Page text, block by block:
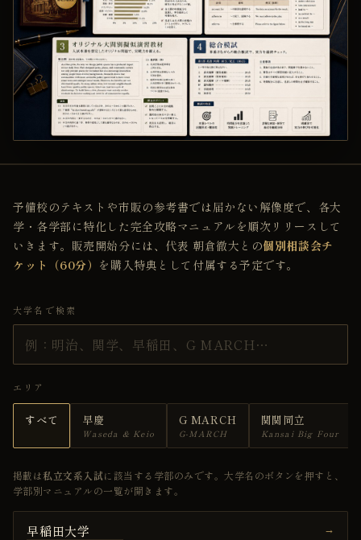
代表紹介 Founder
記事一覧 Journal
予備校のテキストや市販の参考書では届かない解像度で、各大
学・各学部に特化した完全攻略マニュアルを順次リリースして
いきます。販売開始分には、代表 朝倉徹大との個別相談会チ
ケット（60分） を購入特典として付属する予定です。
大学名で検索
エリア
すべて 早慶
Waseda & Keio
G MARCH
G-MARCH
関関同立
Kansai Big Four
掲載は私立文系入試に該当する学部のみです。大学名のボタンを押すと、
学部別マニュアルの一覧が開きます。
早稲田大学 →